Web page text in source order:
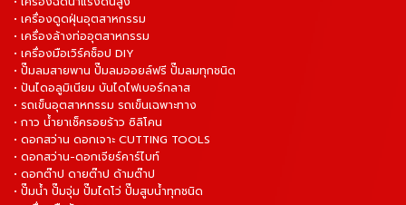
• เครื่องดูดฝุ่นอุตสาหกรรม
• เครื่องล้างท่ออุตสาหกรรม
• เครื่องมือเวิร์คช็อป DIY
• ปั๊มลมสายพาน ปั๊มลมออยล์ฟรี ปั๊มลมทุกชนิด
• ปันไดอลูมิเนียม บันไดไฟเบอร์กลาส
• รถเข็นอุตสาหกรรม รถเข็นเฉพาะทาง
• กาว น้ำยาเช็ครอยร้าว ซิลิโคน
• ดอกสว่าน ดอกเจาะ CUTTING TOOLS
• ดอกสว่าน-ดอกเจียร์คาร์ไบท์
• ดอกต๊าป ดายต๊าป ด้ามต๊าป
• ปั๊มน้ำ ปั๊มจุ่ม ปั๊มไดโว่ ปั๊มสูบน้ำทุกชนิด